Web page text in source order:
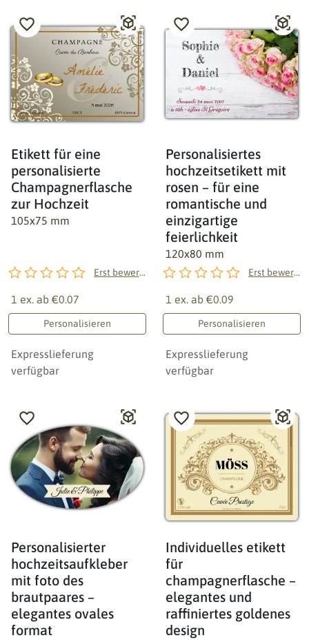
Etikett für eine
personalisierte
Champagnerflasche
zur Hochzeit
105x75 mm
Erst bewerten!
1 ex. ab €0.07
Personalisieren
Expresslieferung
verfügbar
Personalisiertes
hochzeitsetikett mit
rosen – für eine
romantische und
einzigartige
feierlichkeit
120x80 mm
Erst bewerten!
1 ex. ab €0.09
Personalisieren
Expresslieferung
verfügbar
Personalisierter
hochzeitsaufkleber
mit foto des
brautpaares –
elegantes ovales
format
Individuelles etikett
für
champagnerflasche –
elegantes und
raffiniertes goldenes
design